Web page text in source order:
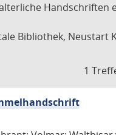
Handschriften
Bibliothek, Neustart
1